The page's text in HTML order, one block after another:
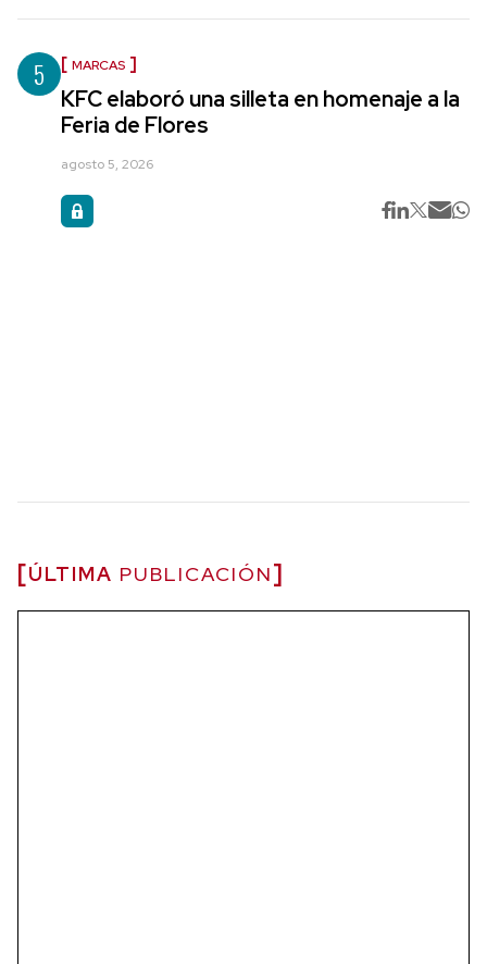
5 MARCAS
KFC elaboró una silleta en homenaje a la
Feria de Flores
agosto 5, 2026
ÚLTIMA PUBLICACIÓN